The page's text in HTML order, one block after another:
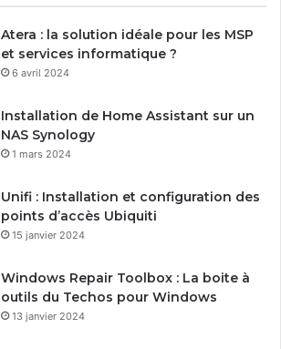
Atera : la solution idéale pour les MSP
et services informatique ?
6 avril 2024
Installation de Home Assistant sur un
NAS Synology
1 mars 2024
Unifi : Installation et configuration des
points d’accès Ubiquiti
15 janvier 2024
Windows Repair Toolbox : La boite à
outils du Techos pour Windows
13 janvier 2024